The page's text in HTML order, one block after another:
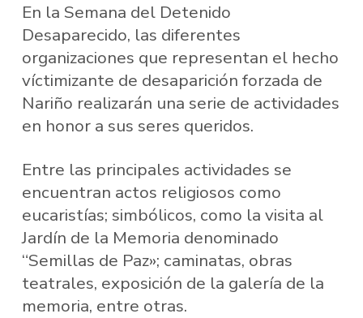
En la Semana del Detenido
Desaparecido, las diferentes
organizaciones que representan el hecho
víctimizante de desaparición forzada de
Nariño realizarán una serie de actividades
en honor a sus seres queridos.
Entre las principales actividades se
encuentran actos religiosos como
eucaristías; simbólicos, como la visita al
Jardín de la Memoria denominado
“Semillas de Paz»; caminatas, obras
teatrales, exposición de la galería de la
memoria, entre otras.